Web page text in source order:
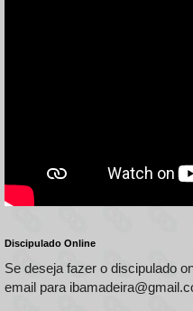
Discipulado Online
Se deseja fazer o discipulado
email para